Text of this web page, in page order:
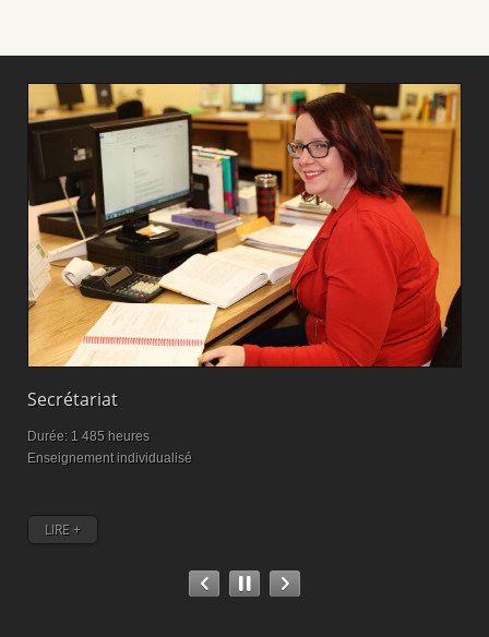
Secrétariat
Durée: 1 485 heures
Enseignement individualisé
LIRE +